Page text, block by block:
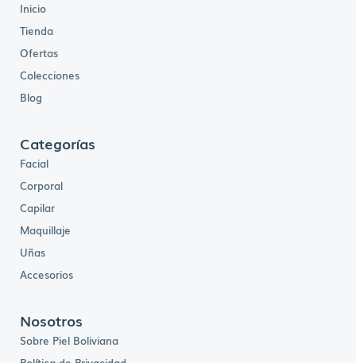
Inicio
Tienda
Ofertas
Colecciones
Blog
Categorías
Facial
Corporal
Capilar
Maquillaje
Uñas
Accesorios
Nosotros
Sobre Piel Boliviana